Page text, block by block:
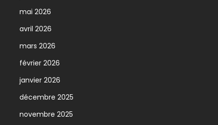
mai 2026
avril 2026
mars 2026
février 2026
janvier 2026
décembre 2025
novembre 2025